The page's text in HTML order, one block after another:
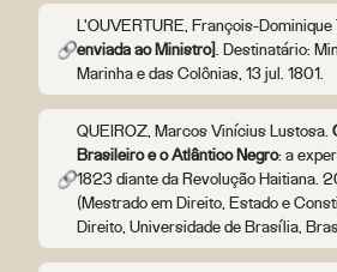
L'OUVERTURE, François-Dominique
enviada ao Ministro]. Destinatário:
Marinha e das Colônias, 13 jul. 1801.
QUEIROZ, Marcos Vinícius Lustosa.
Brasileiro e o Atlântico Negro: a
1823 diante da Revolução Haitiana.
(Mestrado em Direito, Estado e
Direito, Universidade de Brasília,